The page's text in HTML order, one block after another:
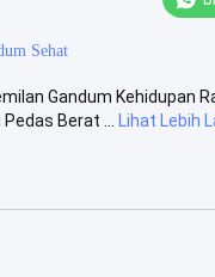
Sehat
Gandum Kehidupan
Berat ...
Lihat Lebih